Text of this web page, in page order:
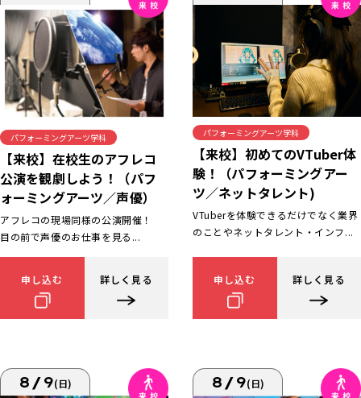
パフォーミングアーツ学科
【来校】在校生のアフレコ
公演を観劇しよう！（パフ
ォーミングアーツ／声優）
アフレコの現場同様の公演開催！
目の前で声優のお仕事を見る...
申し込む 詳しく見る
パフォーミングアーツ学科
【来校】初めてのVTuber体
験！（パフォーミングアー
ツ／ネットタレント)
VTuberを体験できるだけでなく業界
のことやネットタレント・インフ...
申し込む 詳しく見る
8/9(日) 8/9(日)